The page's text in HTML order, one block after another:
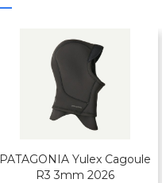
PATAGONIA Yulex Cagoule
R3 3mm 2026